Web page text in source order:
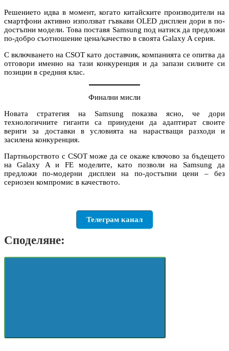
Решението идва в момент, когато китайските производители на
смартфони активно използват гъвкави OLED дисплеи дори в по-
достъпни модели. Това поставя Samsung под натиск да предложи
по-добро съотношение цена/качество в своята Galaxy A серия.
С включването на CSOT като доставчик, компанията се опитва да
отговори именно на тази конкуренция и да запази силните си
позиции в средния клас.
Финални мисли
Новата стратегия на Samsung показва ясно, че дори
технологичните гиганти са принудени да адаптират своите
вериги за доставки в условията на нарастващи разходи и
засилена конкуренция.
Партньорството с CSOT може да се окаже ключово за бъдещето
на Galaxy A и FE моделите, като позволи на Samsung да
предложи по-модерни дисплеи на по-достъпни цени – без
сериозен компромис в качеството.
Телеграм канал
Споделяне: